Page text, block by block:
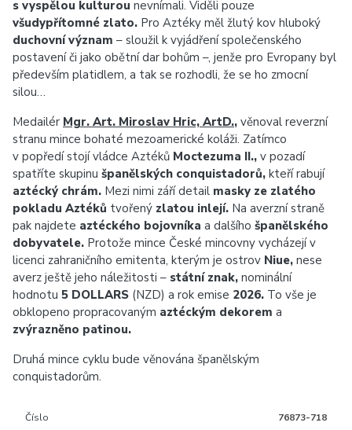
s vyspělou kulturou nevnímali. Viděli pouze
všudypřítomné zlato. Pro Aztéky měl žlutý kov hluboký
duchovní význam – sloužil k vyjádření společenského
postavení či jako obětní dar bohům –, jenže pro Evropany byl
především platidlem, a tak se rozhodli, že se ho zmocní
silou…
Medailér Mgr. Art. Miroslav Hric, ArtD., věnoval reverzní
stranu mince bohaté mezoamerické koláži. Zatímco
v popředí stojí vládce Aztéků Moctezuma II., v pozadí
spatříte skupinu španělských conquistadorů, kteří rabují
aztécký chrám. Mezi nimi září detail masky ze zlatého
pokladu Aztéků tvořený zlatou inlejí. Na averzní straně
pak najdete aztéckého bojovníka a dalšího španělského
dobyvatele. Protože mince České mincovny vycházejí v
licenci zahraničního emitenta, kterým je ostrov Niue, nese
averz ještě jeho náležitosti – státní znak, nominální
hodnotu 5 DOLLARS (NZD) a rok emise 2026. To vše je
obklopeno propracovaným aztéckým dekorem a
zvýrazněno patinou.
Druhá mince cyklu bude věnována španělským
conquistadorům.
Číslo 76873-718